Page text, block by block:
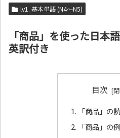
lv1. 基本単語 (N4～N5)
「商品」を使った日本
英訳付き
目次
「商品」の
「商品」の